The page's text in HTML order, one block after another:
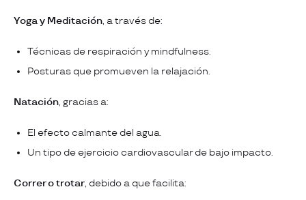
Yoga y Meditación, a través de:
Técnicas de respiración y mindfulness.
Posturas que promueven la relajación.
Natación, gracias a:
El efecto calmante del agua.
Un tipo de ejercicio cardiovascular de bajo impacto.
Correr o trotar, debido a que facilita: